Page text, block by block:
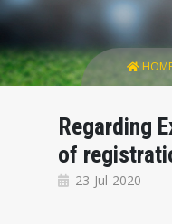
Regarding
of
23-Jul-2020